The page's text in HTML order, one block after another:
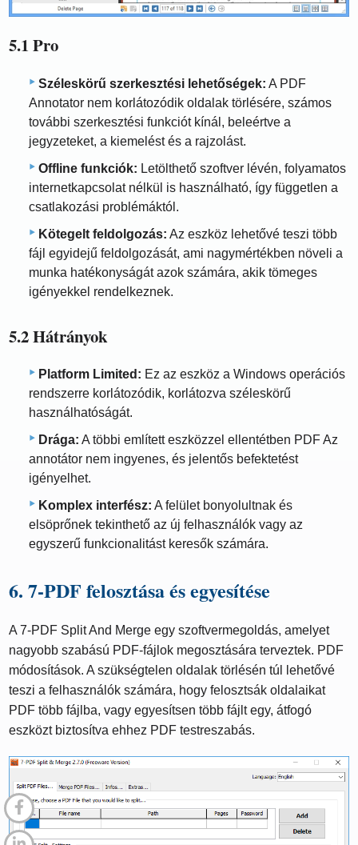
5.1 Pro
Széleskörű szerkesztési lehetőségek: A PDF
Annotator nem korlátozódik oldalak törlésére, számos
további szerkesztési funkciót kínál, beleértve a
jegyzeteket, a kiemelést és a rajzolást.
Offline funkciók: Letölthető szoftver lévén, folyamatos
internetkapcsolat nélkül is használható, így független a
csatlakozási problémáktól.
Kötegelt feldolgozás: Az eszköz lehetővé teszi több
fájl egyidejű feldolgozását, ami nagymértékben növeli a
munka hatékonyságát azok számára, akik tömeges
igényekkel rendelkeznek.
5.2 Hátrányok
Platform Limited: Ez az eszköz a Windows operációs
rendszerre korlátozódik, korlátozva széleskörű
használhatóságát.
Drága: A többi említett eszközzel ellentétben PDF Az
annotátor nem ingyenes, és jelentős befektetést
igényelhet.
Komplex interfész: A felület bonyolultnak és
elsöprőnek tekinthető az új felhasználók vagy az
egyszerű funkcionalitást keresők számára.
6. 7-PDF felosztása és egyesítése
A 7-PDF Split And Merge egy szoftvermegoldás, amelyet
nagyobb szabású PDF-fájlok megosztására terveztek. PDF
módosítások. A szükségtelen oldalak törlésén túl lehetővé
teszi a felhasználók számára, hogy felosztsák oldalaikat
PDF több fájlba, vagy egyesítsen több fájlt egy, átfogó
eszközt biztosítva ehhez PDF testreszabás.